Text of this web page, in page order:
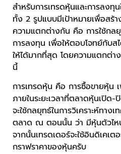
สำหรับการเทรดหุ้นและการลงทุ
ทั้ง 2 รูปแบบมีเป้าหมายเพื่อสร้
ความแตกต่างกัน คือ การใช้กลยุ
การลงทุน เพื่อให้ตอบโจทย์กับ
ให้ได้มากที่สุด โดยความแตกต่า
นี้
การเทรดหุ้น คือ การซื้อขายหุ้น เ
ภายในระยะเวลาที่ตลาดหุ้นเปิด
จะใช้กลยุทธ์ในการวิเคราะห์ทา
ตลาด ณ ตอนนั้น ว่า มีหุ้นตัวไห
จากนั้นเทรดเดอร์จะใช้อินดิเคเต
กราฟราคาของหุ้นครับ